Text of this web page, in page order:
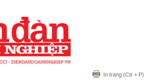
In trang (Ctr + P)